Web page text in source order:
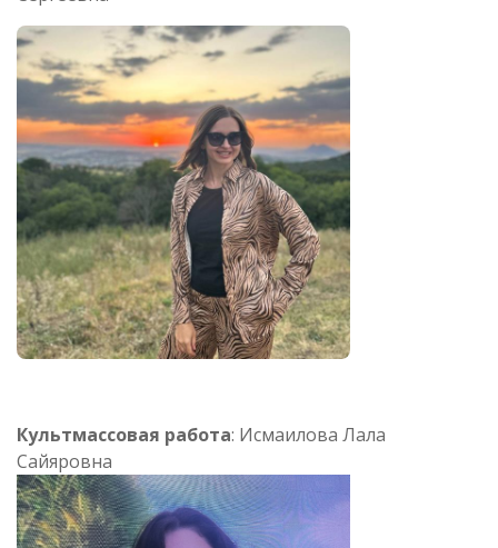
Культмассовая работа: Исмаилова Лала
Сайяровна